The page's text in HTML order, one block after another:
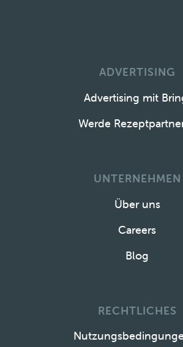
ADVERTISING
Advertising mit
Werde
UNTERNEHMEN
Über uns
Careers
Blog
RECHTLICHES